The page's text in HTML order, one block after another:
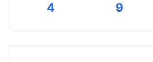
4 9